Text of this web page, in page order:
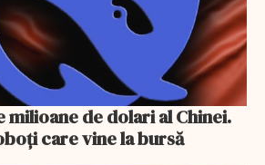
milioane de dolari al Chinei.
care vine la bursă